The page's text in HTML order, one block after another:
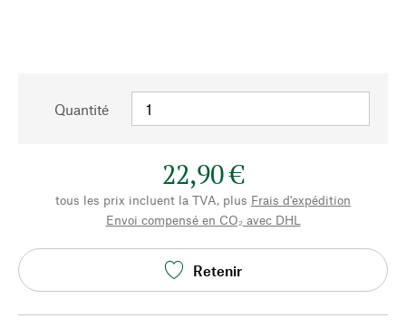
Quantité
22,90 €
tous les prix incluent la TVA, plus Frais d'expédition
Envoi compensé en CO₂ avec DHL
Retenir